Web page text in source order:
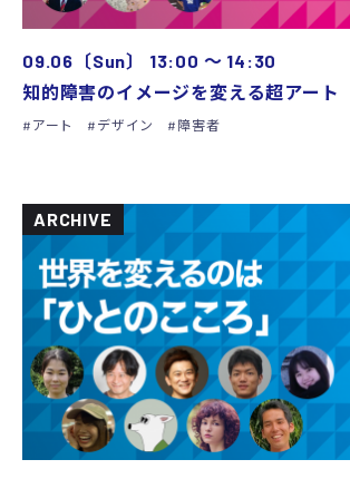
09.06〔Sun〕 13:00 〜 14:30
知的障害のイメージを変える超アート
アート デザイン 障害者
ARCHIVE